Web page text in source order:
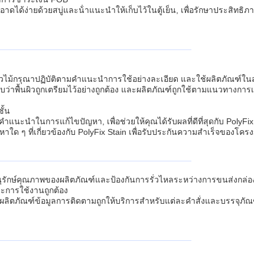
ได้ง่ายด้วยสบู่และน้ําแนะนําให้เก็บไว้ในตู้เย็น, เพื่อรักษาประสิทธิภ
ม้กรุณาปฏิบัติตามคําแนะนําการใช้อย่างละเอียด และใช้ผลิตภัณฑ์ใน
าพื้นผิวถูกเตรียมไว้อย่างถูกต้อง และผลิตภัณฑ์ถูกใช้ตามแนวทางการ
น
แนะนําในการแก้ไขปัญหา, เพื่อช่วยให้คุณได้รับผลที่ดีที่สุดกับ PolyFix
ๆ ที่เกี่ยวข้องกับ PolyFix Stain เพื่อรับประกันความสําเร็จของโคร
กษ์คุณภาพของผลิตภัณฑ์และป้องกันการรั่วไหลระหว่างการขนส่งกล่อ
การใช้งานถูกต้อง
ตภัณฑ์ข้อมูลการติดตามถูกให้บริการสําหรับแต่ละคําสั่งและบรรจุภัณ